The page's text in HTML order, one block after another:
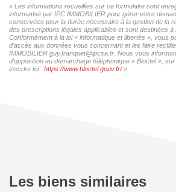
« Les informations recueillies sur ce formulaire sont
informatisé par IPC IMMOBILIER pour gérer votre
conservées pour la durée nécessaire à la gestion de la
des prescriptions légales applicables et sont destinées à
Conformément à la loi « informatique et libertés », vous
d'accès aux données vous concernant et les faire
IMMOBILIER guy.franquet@ipcsa.fr. Nous vous
d'opposition au démarchage téléphonique « Bloctel »,
inscrire ici : https://www.bloctel.gouv.fr/»
Les biens similaires